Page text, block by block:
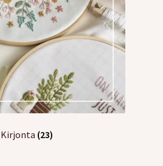
Kirjonta (23)